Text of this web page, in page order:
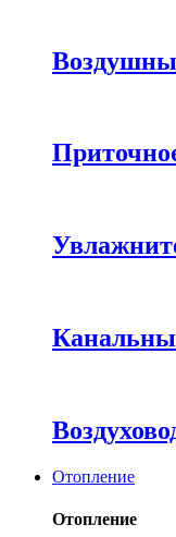
Отопление
Отопление